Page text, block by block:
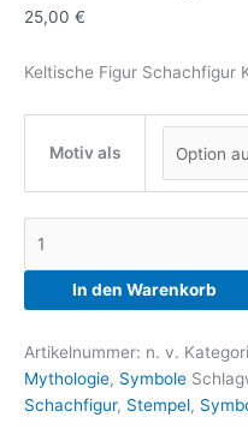
25,00 €
Keltische Figur Schachfigur
Motiv als
Figur
Königin
Menge
In den Warenkorb
Artikelnummer: n. v.
Mythologie, Symbole
Schachfigur, Stempel,